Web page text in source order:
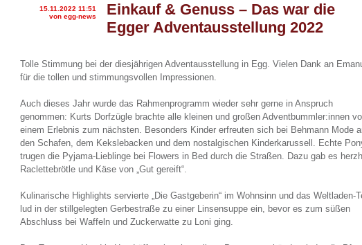
15.11.2022 11:51
von egg-news
Einkauf & Genuss – Das war die
Egger Adventausstellung 2022
Tolle Stimmung bei der diesjährigen Adventausstellung in Egg. Vielen Dank an
für die tollen und stimmungsvollen Impressionen.
Auch dieses Jahr wurde das Rahmenprogramm wieder sehr gerne in Anspruch
genommen: Kurts Dorfzügle brachte alle kleinen und großen Adventbummler:innen
einem Erlebnis zum nächsten. Besonders Kinder erfreuten sich bei Behmann Mode
den Schafen, dem Kekslebacken und dem nostalgischen Kinderkarussell. Echte
trugen die Pyjama-Lieblinge bei Flowers in Bed durch die Straßen. Dazu gab es
Raclettebrötle und Käse von „Gut gereift“.
Kulinarische Highlights servierte „Die Gastgeberin“ im Wohnsinn und das Weltladen-
lud in der stillgelegten Gerbestraße zu einer Linsensuppe ein, bevor es zum süßen
Abschluss bei Waffeln und Zuckerwatte zu Loni ging.